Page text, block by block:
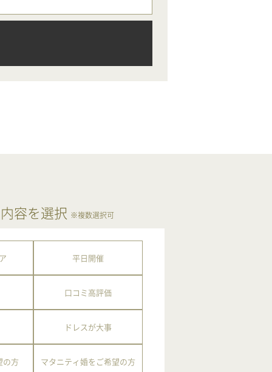
容を選択 ※複数選択可
平日開催
口コミ高評価
ドレスが大事
の方 マタニティ婚をご希望の方